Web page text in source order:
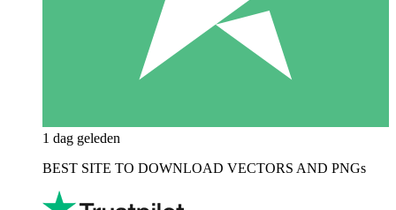
1 dag geleden
BEST SITE TO DOWNLOAD VECTORS AND PNGs